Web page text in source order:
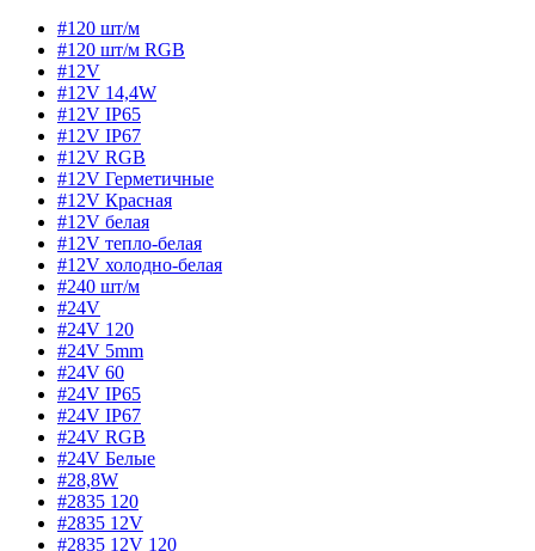
#120 шт/м
#120 шт/м RGB
#12V
#12V 14,4W
#12V IP65
#12V IP67
#12V RGB
#12V Герметичные
#12V Красная
#12V белая
#12V тепло-белая
#12V холодно-белая
#240 шт/м
#24V
#24V 120
#24V 5mm
#24V 60
#24V IP65
#24V IP67
#24V RGB
#24V Белые
#28,8W
#2835 120
#2835 12V
#2835 12V 120